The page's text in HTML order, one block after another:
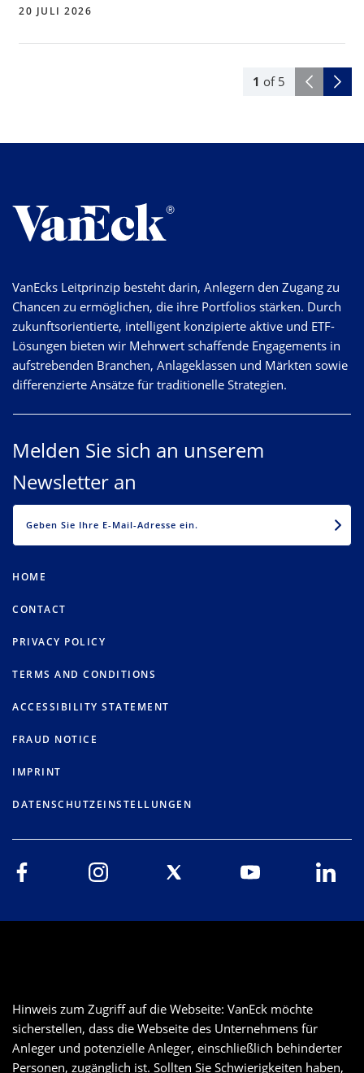
1 of 5
20 JULI 2026
VanEcks Leitprinzip besteht darin, Anlegern den Zugang zu
Chancen zu ermöglichen, die ihre Portfolios stärken. Durch
zukunftsorientierte, intelligent konzipierte aktive und ETF-
Lösungen bieten wir Mehrwert schaffende Engagements in
aufstrebenden Branchen, Anlageklassen und Märkten sowie
differenzierte Ansätze für traditionelle Strategien.
Melden Sie sich an unserem
Newsletter an
HOME
CONTACT
PRIVACY POLICY
TERMS AND CONDITIONS
ACCESSIBILITY STATEMENT
FRAUD NOTICE
IMPRINT
DATENSCHUTZEINSTELLUNGEN
Hinweis zum Zugriff auf die Webseite: VanEck möchte
sicherstellen, dass die Webseite des Unternehmens für
Anleger und potenzielle Anleger, einschließlich behinderter
Personen, zugänglich ist. Sollten Sie Schwierigkeiten haben,